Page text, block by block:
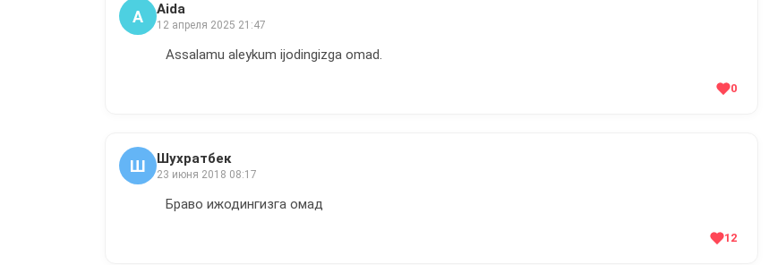
A Aida
12 апреля 2025 21:47
Assalamu aleykum ijodingizga omad.
0
Ш Шухратбек
23 июня 2018 08:17
Браво ижодингизга омад
12